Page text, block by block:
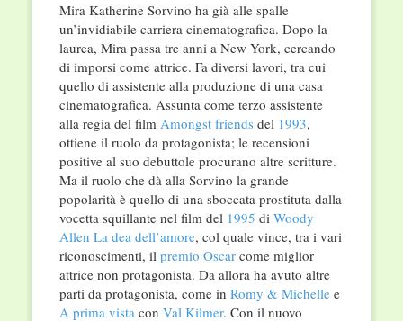
Mira Katherine Sorvino ha già alle spalle
un’invidiabile carriera cinematografica. Dopo la
laurea, Mira passa tre anni a New York, cercando
di imporsi come attrice. Fa diversi lavori, tra cui
quello di assistente alla produzione di una casa
cinematografica. Assunta come terzo assistente
alla regia del film Amongst friends del 1993,
ottiene il ruolo da protagonista; le recensioni
positive al suo debuttole procurano altre scritture.
Ma il ruolo che dà alla Sorvino la grande
popolarità è quello di una sboccata prostituta dalla
vocetta squillante nel film del 1995 di Woody
Allen La dea dell’amore, col quale vince, tra i vari
riconoscimenti, il premio Oscarcome miglior
attrice non protagonista. Da allora ha avuto altre
parti da protagonista, come in Romy & Michellee
A prima vistacon Val Kilmer. Con il nuovo